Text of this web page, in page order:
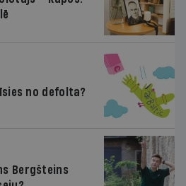
no defolta?
Bergšteins